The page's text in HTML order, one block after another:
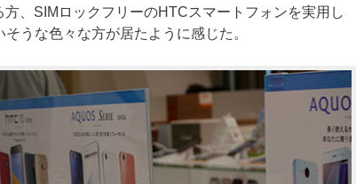
方、SIMロックフリーのHTCスマートフォンを実用し
うな色々な方が居たように感じた。